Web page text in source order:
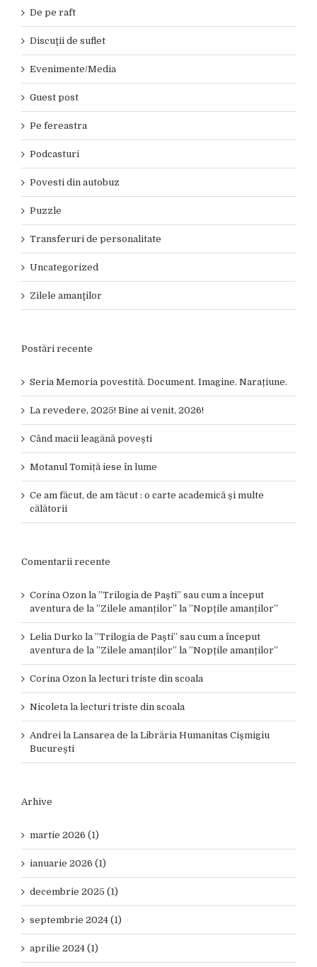
De pe raft
Discuţii de suflet
Evenimente/Media
Guest post
Pe fereastra
Podcasturi
Povesti din autobuz
Puzzle
Transferuri de personalitate
Uncategorized
Zilele amanţilor
Postări recente
Seria Memoria povestită. Document. Imagine. Narațiune.
La revedere, 2025! Bine ai venit, 2026!
Când macii leagănă povești
Motanul Tomiță iese în lume
Ce am făcut, de am tăcut : o carte academică și multe
călătorii
Comentarii recente
Corina Ozon la ”Trilogia de Paști” sau cum a început
aventura de la ”Zilele amanților” la ”Nopțile amanților”
Lelia Durko la ”Trilogia de Paști” sau cum a început
aventura de la ”Zilele amanților” la ”Nopțile amanților”
Corina Ozon la lecturi triste din scoala
Nicoleta la lecturi triste din scoala
Andrei la Lansarea de la Librăria Humanitas Cișmigiu
București
Arhive
martie 2026 (1)
ianuarie 2026 (1)
decembrie 2025 (1)
septembrie 2024 (1)
aprilie 2024 (1)